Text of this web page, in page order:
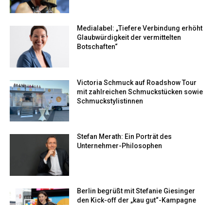
Medialabel: „Tiefere Verbindung erhöht
Glaubwürdigkeit der vermittelten
Botschaften“
Victoria Schmuck auf Roadshow Tour
mit zahlreichen Schmuckstücken sowie
Schmuckstylistinnen
Stefan Merath: Ein Porträt des
Unternehmer-Philosophen
Berlin begrüßt mit Stefanie Giesinger
den Kick-off der „kau gut“-Kampagne